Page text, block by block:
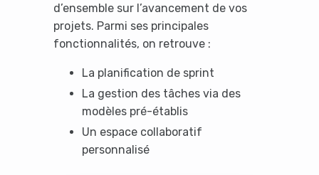
d’ensemble sur l’avancement de vos
projets. Parmi ses principales
fonctionnalités, on retrouve :
La planification de sprint
La gestion des tâches via des
modèles pré-établis
Un espace collaboratif
personnalisé